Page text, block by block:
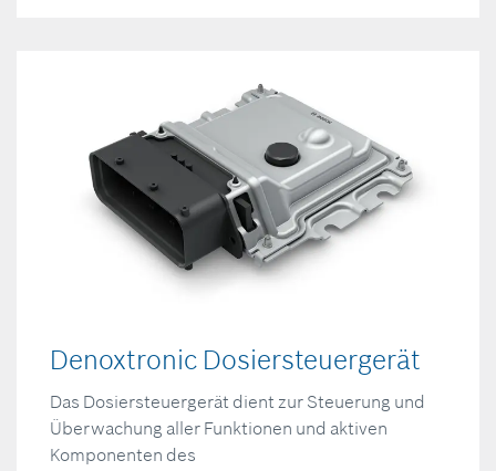
Denoxtronic Dosiersteuergerät
Das Dosiersteuergerät dient zur Steuerung und
Überwachung aller Funktionen und aktiven
Komponenten des